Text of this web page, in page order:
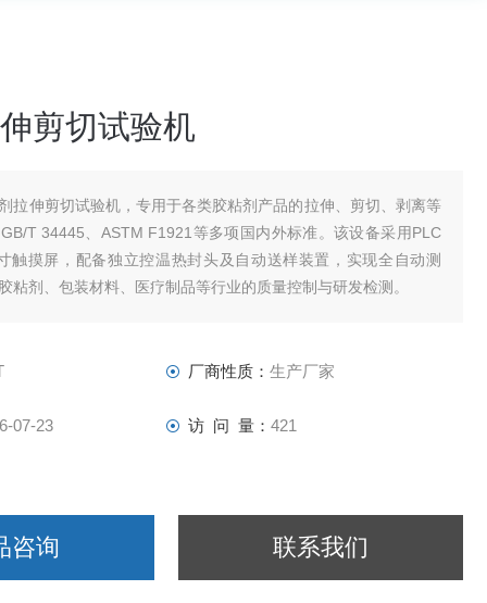
剪切试验机
拉伸剪切试验机，专用于各类胶粘剂产品的拉伸、剪切、剥离等
T 34445、ASTM F1921等多项国内外标准。该设备采用PLC
触摸屏，配备独立控温热封头及自动送样装置，实现全自动测
粘剂、包装材料、医疗制品等行业的质量控制与研发检测。
厂商性质： 生产厂家
07-23 访 问 量： 421
咨询 联系我们